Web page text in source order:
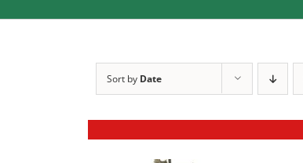
Sort by Date